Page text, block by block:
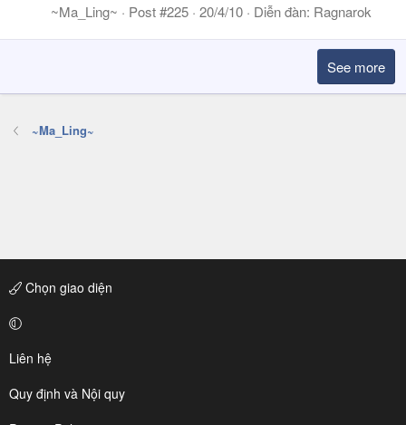
~Ma_Ling~ Post #225 20/4/10 Diễn đàn: Ragnarok
See more
~Ma_Ling~
Chọn giao diện
Liên hệ
Quy định và Nội quy